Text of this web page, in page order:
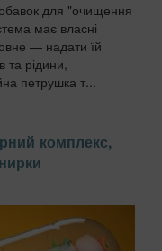
для "очищення
має власні
— надати їй
та рідини,
петрушка т...
комплекс,